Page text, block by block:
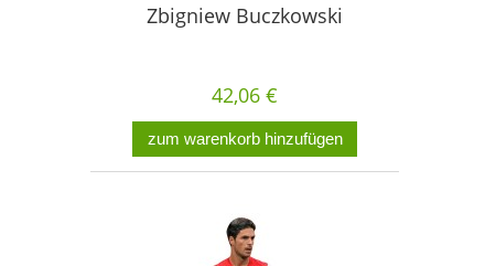
Zbigniew Buczkowski
42,06 €
zum warenkorb hinzufügen